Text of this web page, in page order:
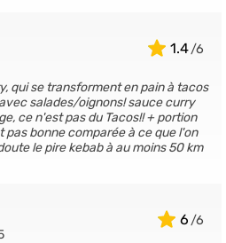
1.4
qui se transforment en pain à tacos
salades/oignons! sauce curry
ce n'est pas du Tacos!! + portion
bonne comparée à ce que l'on
le pire kebab à au moins 50 km
6